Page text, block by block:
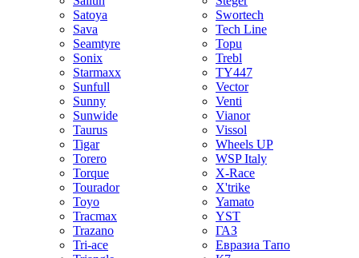
Satoya
Sava
Seamtyre
Sonix
Starmaxx
Sunfull
Sunny
Sunwide
Taurus
Tigar
Torero
Torque
Tourador
Toyo
Tracmax
Trazano
Tri-ace
Swortech
Tech Line
Topu
Trebl
TY447
Vector
Venti
Vianor
Vissol
Wheels UP
WSP Italy
X-Race
X'trike
Yamato
YST
ГАЗ
Евразиа Тапо